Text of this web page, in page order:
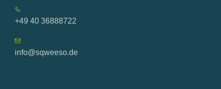
+49 40 36888722
info@sqweeso.de